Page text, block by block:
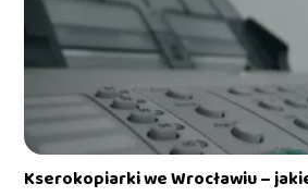
Kserokopiarki we Wrocławiu –